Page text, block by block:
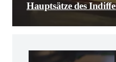
Hauptsätze des